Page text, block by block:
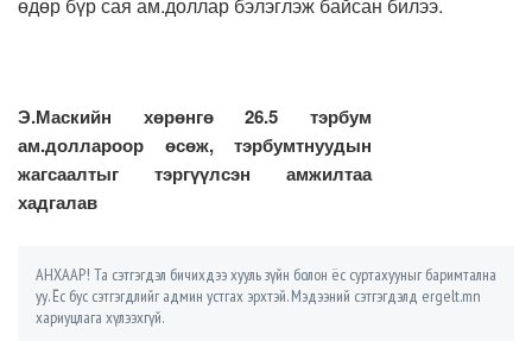
өдөр бүр сая ам.доллар бэлэглэж байсан билээ.
Э.Маскийн хөрөнгө 26.5 тэрбум
ам.доллароор өсөж, тэрбумтнуудын
жагсаалтыг тэргүүлсэн амжилтаа
хадгалав
АНХААР! Та сэтгэгдэл бичихдээ хууль зүйн болон ёс суртахууныг баримтална
уу. Ёс бус сэтгэгдлийг админ устгах эрхтэй. Мэдээний сэтгэгдэлд ergelt.mn
хариуцлага хүлээхгүй.